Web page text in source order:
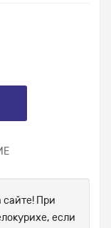
сайте! При
если